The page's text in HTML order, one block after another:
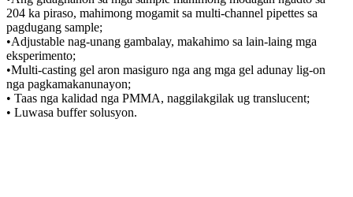
204 ka piraso, mahimong mogamit sa multi-channel pipettes sa
pagdugang sample;
•Adjustable nag-unang gambalay, makahimo sa lain-laing mga
eksperimento;
•Multi-casting gel aron masiguro nga ang mga gel adunay lig-on
nga pagkamakanunayon;
• Taas nga kalidad nga PMMA, naggilakgilak ug translucent;
• Luwasa buffer solusyon.